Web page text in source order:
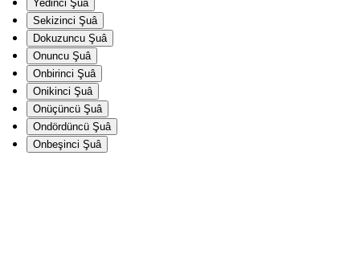
Yedinci Şuâ
Sekizinci Şuâ
Dokuzuncu Şuâ
Onuncu Şuâ
Onbirinci Şuâ
Onikinci Şuâ
Onüçüncü Şuâ
Ondördüncü Şuâ
Onbeşinci Şuâ